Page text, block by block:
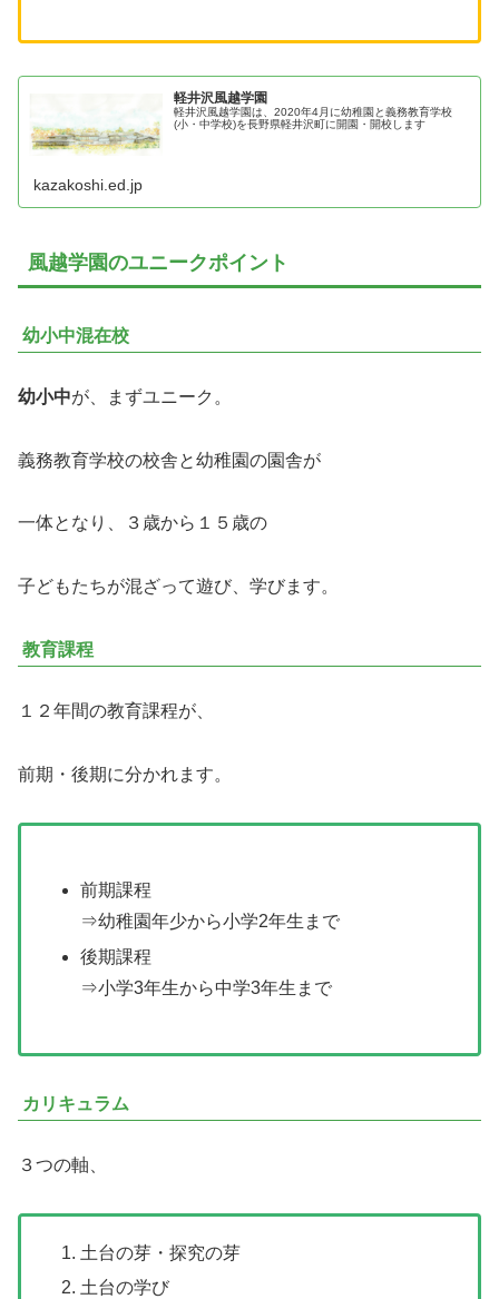
軽井沢風越学園
軽井沢風越学園は、2020年4月に幼稚園と義務教育学校
(小・中学校)を長野県軽井沢町に開園・開校します
kazakoshi.ed.jp
風越学園のユニークポイント
幼小中混在校
幼小中が、まずユニーク。
義務教育学校の校舎と幼稚園の園舎が
一体となり、３歳から１５歳の
子どもたちが混ざって遊び、学びます。
教育課程
１２年間の教育課程が、
前期・後期に分かれます。
前期課程
⇒幼稚園年少から小学2年生まで
後期課程
⇒小学3年生から中学3年生まで
カリキュラム
３つの軸、
土台の芽・探究の芽
土台の学び